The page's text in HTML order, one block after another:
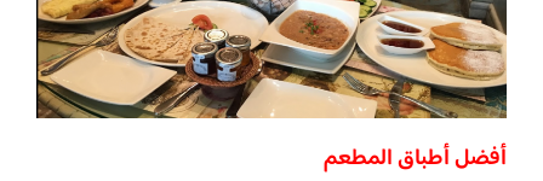
أفضل أطباق المطعم